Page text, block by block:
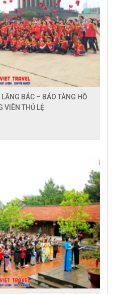
BÁC – BẢO TÀNG HỒ
VIÊN THỦ LỆ